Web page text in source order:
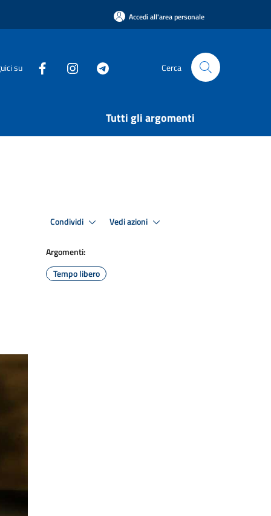
Accedi all'area personale
su Cerca
Tutti gli argomenti
Condividi Vedi azioni
Argomenti:
Tempo libero